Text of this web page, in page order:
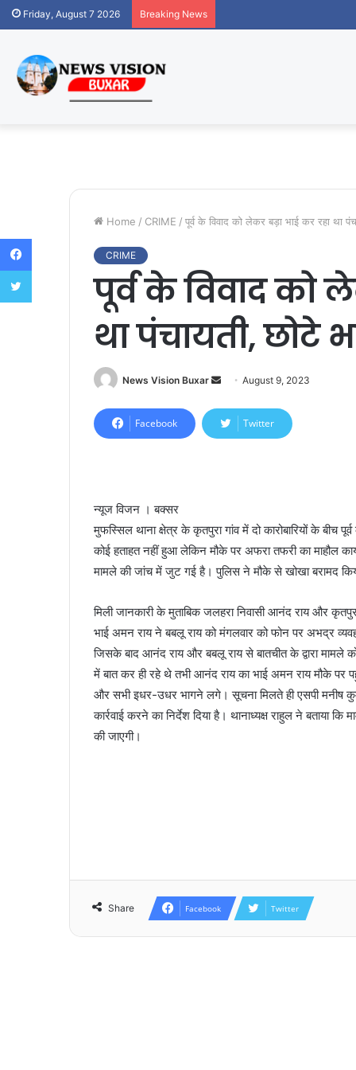
Friday, August 7 2026 Breaking News
Home / CRIME / पूर्व के विवाद को लेकर बड़ा भाई कर रहा था
CRIME
पूर्व के विवाद को
था पंचायती, छोटे
News Vision Buxar
n
d
a
i
l
August 9, 2023
Facebook Twitter
न्यूज विजन । बक्सर
मुफस्सिल थाना क्षेत्र के कृतपुरा गांव में दो कारोबारियों के बीच
कोई हताहत नहीं हुआ लेकिन मौके पर अफरा तफरी का माहौल
मामले की जांच में जुट गई है। पुलिस ने मौके से खोखा बरामद
मिली जानकारी के मुताबिक जलहरा निवासी आनंद राय और
भाई अमन राय ने बबलू राय को मंगलवार को फोन पर अभद्र
जिसके बाद आनंद राय और बबलू राय से बातचीत के द्वारा
में बात कर ही रहे थे तभी आनंद राय का भाई अमन राय मौके पर
और सभी इधर-उधर भागने लगे। सूचना मिलते ही एसपी मनीष
कार्रवाई करने का निर्देश दिया है। थानाध्यक्ष राहुल ने
की जाएगी।
Share Facebook Twitter